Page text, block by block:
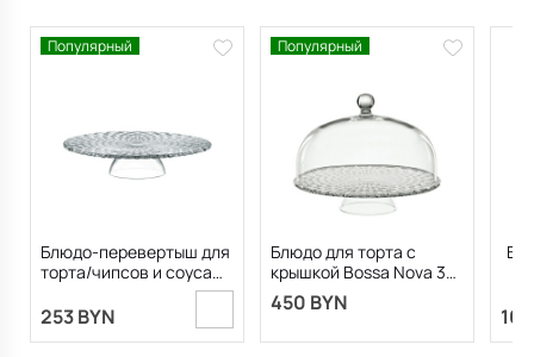
Популярный
Блюдо-перевертыш для
торта/чипсов и соуса
253 BYN
Популярный
Блюдо для торта с
крышкой Bossa Nova 32
см
450 BYN